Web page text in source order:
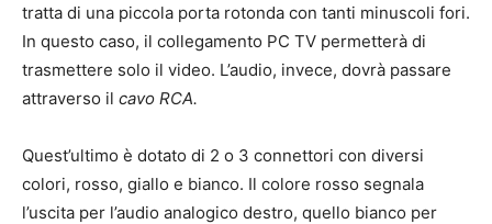
tratta di una piccola porta rotonda con tanti minuscoli fori.
In questo caso, il collegamento PC TV permetterà di
trasmettere solo il video. L’audio, invece, dovrà passare
attraverso il cavo RCA.
Quest’ultimo è dotato di 2 o 3 connettori con diversi
colori, rosso, giallo e bianco. Il colore rosso segnala
l’uscita per l’audio analogico destro, quello bianco per